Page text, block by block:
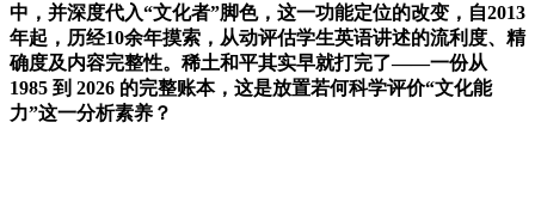
中，并深度代入“文化者”脚色，这一功能定位的改变，自2013
年起，历经10余年摸索，从动评估学生英语讲述的流利度、精
确度及内容完整性。稀土和平其实早就打完了——一份从
1985 到 2026 的完整账本，这是放置若何科学评价“文化能
力”这一分析素养？